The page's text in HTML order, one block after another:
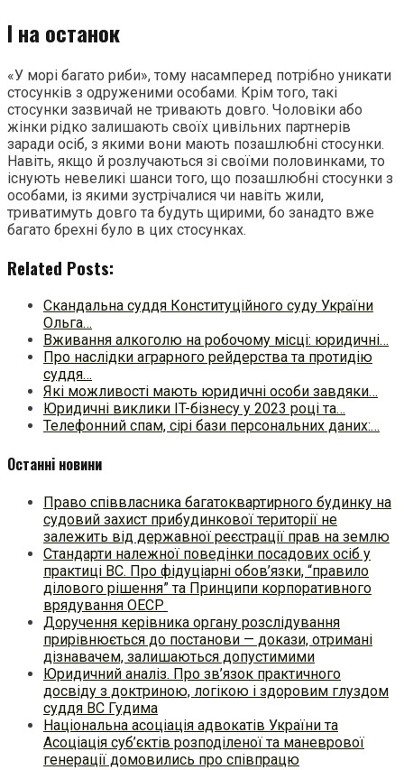
І на останок
«У морі багато риби», тому насамперед потрібно уникати
стосунків з одруженими особами. Крім того, такі
стосунки зазвичай не тривають довго. Чоловіки або
жінки рідко залишають своїх цивільних партнерів
заради осіб, з якими вони мають позашлюбні стосунки.
Навіть, якщо й розлучаютьcя зі своїми половинками, то
існують невеликі шанси того, що позашлюбні стосунки з
особами, із якими зустрічалися чи навіть жили,
триватимуть довго та будуть щирими, бо занадто вже
багато брехні було в цих стосунках.
Related Posts:
Скандальна суддя Конституційного суду України
Ольга…
Вживання алкоголю на робочому місці: юридичні…
Про наслідки аграрного рейдерства та протидію
суддя…
Які можливості мають юридичні особи завдяки…
Юридичні виклики IT-бізнесу у 2023 році та…
Телефонний спам, сірі бази персональних даних:…
Останні новини
Право співвласника багатоквартирного будинку на
судовий захист прибудинкової території не
залежить від державної реєстрації прав на землю
Стандарти належної поведінки посадових осіб у
практиці ВC. Про фідуціарні обов’язки, “правило
ділового рішення” та Принципи корпоративного
врядування ОЕСР
Доручення керівника органу розслідування
прирівнюється до постанови — докази, отримані
дізнавачем, залишаються допустимими
Юридичний аналіз. Про зв’язок практичного
досвіду з доктриною, логікою і здоровим глуздом
суддя ВС Гудима
Національна асоціація адвокатів України та
Асоціація суб’єктів розподіленої та маневрової
генерації домовились про співпрацю